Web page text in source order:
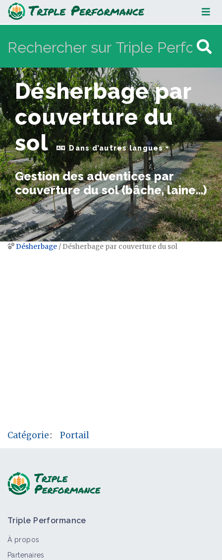
Désherbage par couverture du sol
Désherbage par
couverture du
sol
Dans d’autres langues
Gestion des adventices par
couverture du sol (bâche, laine...)
Aller à :navigation,rechercher
Désherbage / Désherbage par couverture du sol
Catégorie: Portail
Triple Performance
À propos
Partenaires